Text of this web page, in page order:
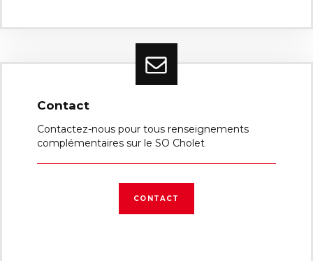
Contact
Contactez-nous pour tous renseignements
complémentaires sur le SO Cholet
CONTACT